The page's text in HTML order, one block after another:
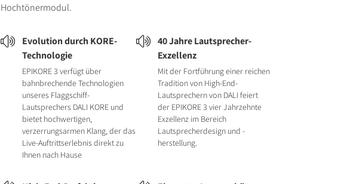
Hochtönermodul.
Evolution durch KORE-
Technologie
EPIKORE 3 verfügt über
bahnbrechende Technologien
unseres Flaggschiff-
Lautsprechers DALI KORE und
bietet hochwertigen,
verzerrungsarmen Klang, der das
Live-Auftrittserlebnis direkt zu
Ihnen nach Hause
40 Jahre Lautsprecher-
Exzellenz
Mit der Fortführung einer reichen
Tradition von High-End-
Lautsprechern von DALI feiert
der EPIKORE 3 vier Jahrzehnte
Exzellenz im Bereich
Lautsprecherdesign und -
herstellung.